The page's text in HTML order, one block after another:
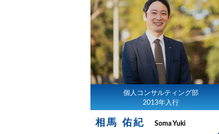
個人コンサルティング部
2013年入行
相馬 佑紀 Soma Yuki